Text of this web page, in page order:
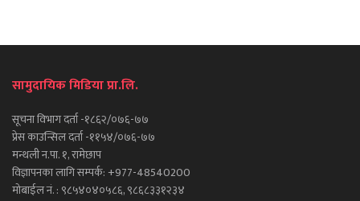
सामुदायिक मिडिया प्रा.लि.
सूचना विभाग दर्ता -१८६२/०७६-७७
प्रेस काउन्सिल दर्ता -११५४/०७६-७७
मन्थली न.पा. १, रामेछाप
विज्ञापनका लागि सम्पर्क: +977-48540200
मोबाईल नं. : ९८५४०४०५८६, ९८६८३३१२३४